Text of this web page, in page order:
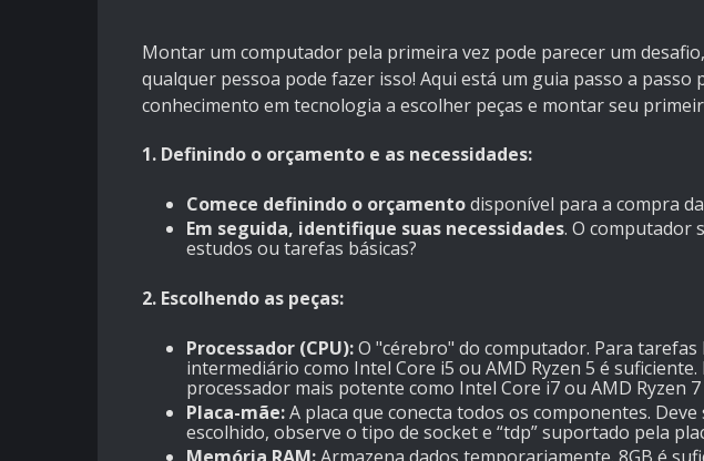
Montar um computador pela primeira vez pode parecer um
qualquer pessoa pode fazer isso! Aqui está um guia passo a passo
conhecimento em tecnologia a escolher peças e montar seu
1. Definindo o orçamento e as necessidades:
Comece definindo o orçamentodisponível para a compra
Em seguida, identifique suas necessidades. O computador
estudos ou tarefas básicas?
2. Escolhendo as peças:
Processador (CPU):O "cérebro" do computador. Para
intermediário como Intel Core i5 ou AMD Ryzen 5 é
processador mais potente como Intel Core i7 ou AMD Ryzen
Placa-mãe:A placa que conecta todos os componentes.
escolhido, observe o tipo de socket e “tdp” suportado pela